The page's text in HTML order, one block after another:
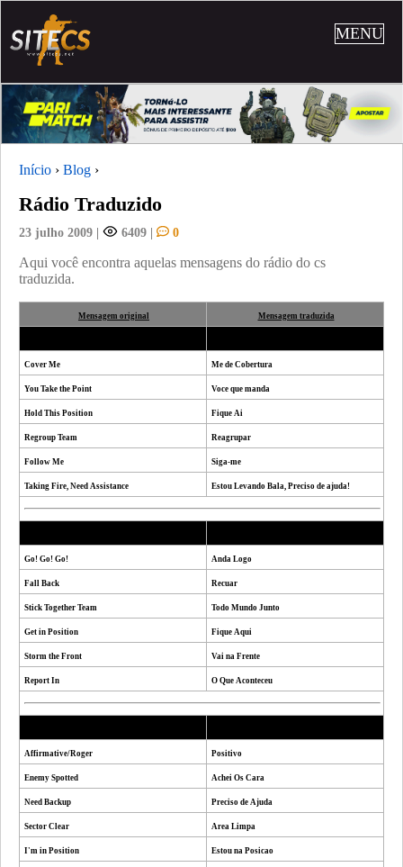
MENU
Início › Blog ›
Rádio Traduzido
23 julho 2009 | 6409 | 0
Aqui você encontra aquelas mensagens do rádio do cs
traduzida.
Mensagem original Mensagem traduzida
Cover Me Me de Cobertura
You Take the Point Voce que manda
Hold This Position Fique Ai
Regroup Team Reagrupar
Follow Me Siga-me
Taking Fire, Need Assistance Estou Levando Bala, Preciso de ajuda!
Go! Go! Go! Anda Logo
Fall Back Recuar
Stick Together Team Todo Mundo Junto
Get in Position Fique Aqui
Storm the Front Vai na Frente
Report In O Que Aconteceu
Affirmative/Roger Positivo
Enemy Spotted Achei Os Cara
Need Backup Preciso de Ajuda
Sector Clear Area Limpa
I'm in Position Estou na Posicao